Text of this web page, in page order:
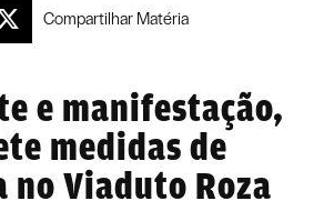
CompartilharMatéria
e manifestação,
medidas de
no Viaduto Roza